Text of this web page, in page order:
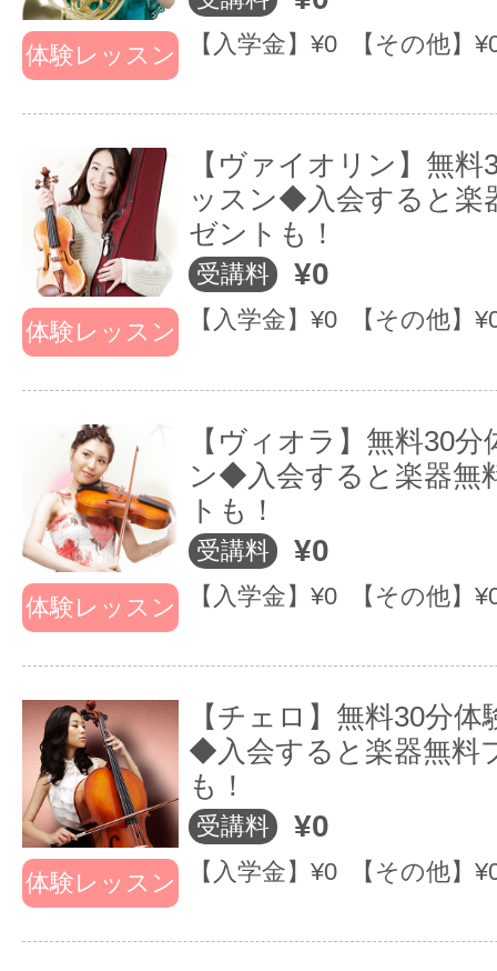
ヴォーカルコース：レッスン時間
20円
EYSなら様々な特典が「無料」で
・最新設備が充実
・楽器プレゼントキャンペーン（
り）
・満足できないレッスンも無料で
1ヶ月目 49,600円～
2ヶ月以降 10,400円～
年間費用は約16.4万円～になりま
ゼントキャンペーン対象）
●ぴったりな講師が見つかる●
満足保障としてあなたにぴったり
の講師をご提案します！
体験レッスンを用意しているスク
ールはかなりありますが、実際に
体験レッスン 【入学金】¥0 【その他】
体験レッスン
【ヴァイオリン】無料
ッスン◆入会すると楽
ゼントも！
受講料 ¥0
【入学金】¥0 【その他】
体験レッスン
【ヴィオラ】無料30
ン◆入会すると楽器無
トも！
受講料 ¥0
【入学金】¥0 【その他】
体験レッスン
【チェロ】無料30分
◆入会すると楽器無料
も！
受講料 ¥0
【入学金】¥0 【その他】